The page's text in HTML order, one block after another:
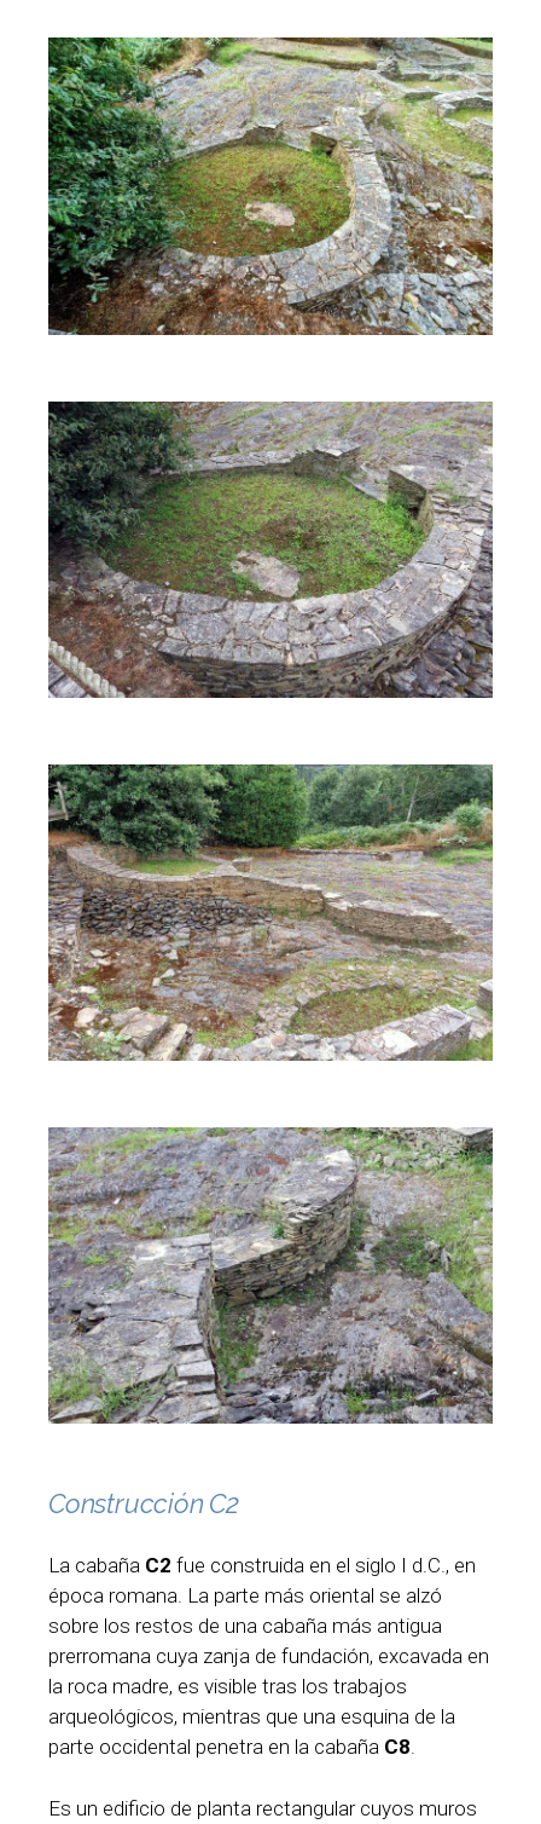
Construcción C2
La cabaña C2 fue construida en el siglo I d.C., en
época romana. La parte más oriental se alzó
sobre los restos de una cabaña más antigua
prerromana cuya zanja de fundación, excavada en
la roca madre, es visible tras los trabajos
arqueológicos, mientras que una esquina de la
parte occidental penetra en la cabaña C8.
Es un edificio de planta rectangular cuyos muros